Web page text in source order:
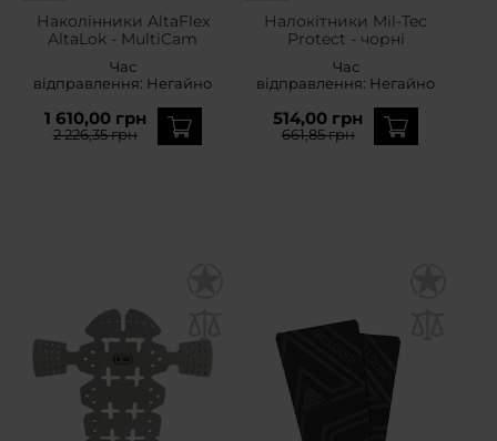
Наколінники AltaFlex
AltaLok - MultiCam
Час
відправлення: Негайно
1 610,00 грн
2 226,35 грн
Налокітники Mil-Tec
Protect - чорні
Час
відправлення: Негайно
514,00 грн
661,85 грн